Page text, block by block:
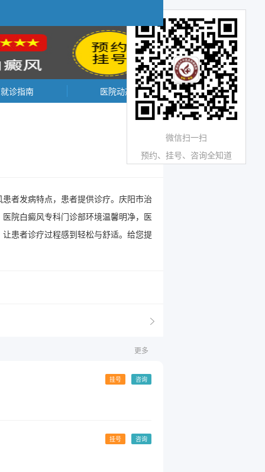
就诊指南 医院动态
者发病特点，患者提供诊疗。庆阳市治
院白癜风专科门诊部环境温馨明净，医
患者诊疗过程感到轻松与舒适。给您提
更多
咨询
挂号
咨询
挂号
微信扫一扫
预约、挂号、咨询全知道